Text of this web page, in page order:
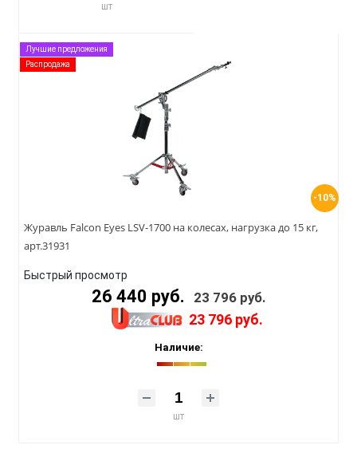
шт
-10%
Лучшие предложения
Распродажа
Журавль Falcon Eyes LSV-1700 на колесах, нагрузка до 15 кг,
арт.31931
Быстрый просмотр
26 440 руб. 23 796 руб.
23 796 руб.
Наличие:
шт